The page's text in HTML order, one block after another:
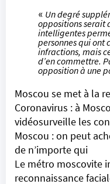
« Un degré
oppositions serait
intelligentes
personnes qui ont
infractions, mais
d’en commettre.
opposition à une
Moscou se met à la
Coronavirus : à
vidéosurveille les
Moscou : on peut
de n’importe qui
Le métro moscovite
reconnaissance